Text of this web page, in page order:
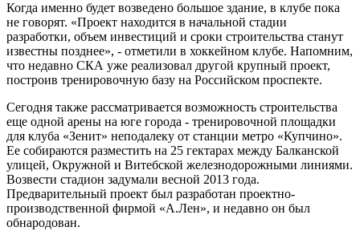
Когда именно будет возведено большое здание, в клубе пока
не говорят. «Проект находится в начальной стадии
разработки, объем инвестиций и сроки строительства станут
известны позднее», - отметили в хоккейном клубе. Напомним,
что недавно СКА уже реализовал другой крупный проект,
построив тренировочную базу на Российском проспекте.
Сегодня также рассматривается возможность строительства
еще одной арены на юге города - тренировочной площадки
для клуба «Зенит» неподалеку от станции метро «Купчино».
Ее собираются разместить на 25 гектарах между Балканской
улицей, Окружной и Витебской железнодорожными линиями.
Возвести стадион задумали весной 2013 года.
Предварительный проект был разработан проектно-
производственной фирмой «А.Лен», и недавно он был
обнародован.